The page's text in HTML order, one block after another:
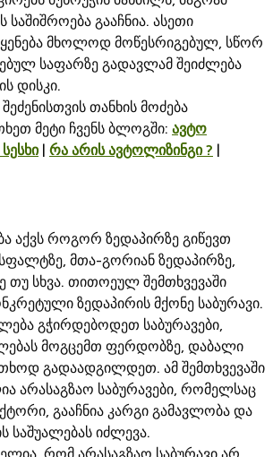
საშიშროება გააჩნია. ასეთი
მხოლოდ მოწესრიგებულ, სწორ
საფარზე გადავლამ შეიძლება
დისკი.
თანხის მოძება
მეტი ჩვენს ბლოგში: ავტო
| რა არის ავტოლიზინგი ? |
აქვს როგორ ზედაპირზე გიწევთ
მთა-გორიან ზედაპირზე,
სხვა. თითოეულ შემთხვევაში
ზედაპირის მქონე საბურავი.
გჭირდებოდეთ საბურავები,
მოგცემთ ფერდობზე, დაბალი
გადაადგილდეთ. ამ შემთხვევაში
არასაგზაო საბურავები, რომელსაც
გააჩნია კარგი გამავლობა და
საშუალებას იძლევა.